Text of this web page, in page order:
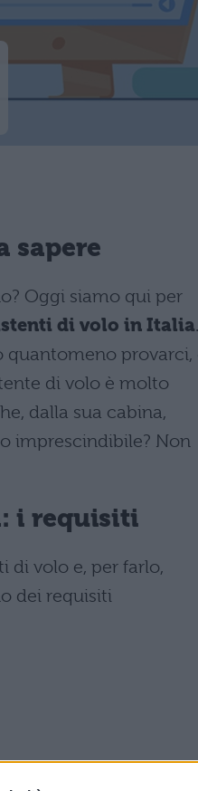
sapere
Oggi siamo qui per
di volo in Italia.
quantomeno provarci,
di volo è molto
dalla sua cabina,
imprescindibile? Non
i requisiti
di volo e, per farlo,
dei requisiti